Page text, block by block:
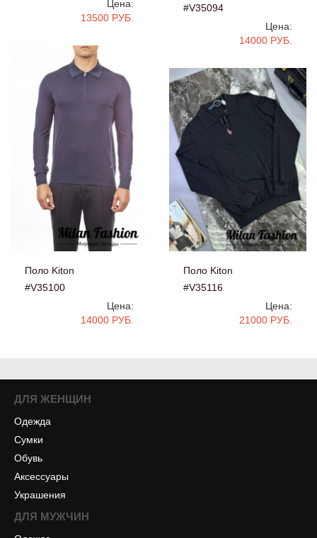
Цена:
13500 РУБ.
#V35094
Цена:
14000 РУБ.
Поло Kiton
#V35100
Цена:
14000 РУБ.
Поло Kiton
#V35116
Цена:
21000 РУБ.
ДЛЯ ЖЕНЩИН
Одежда
Сумки
Обувь
Аксессуары
Украшения
ДЛЯ МУЖЧИН